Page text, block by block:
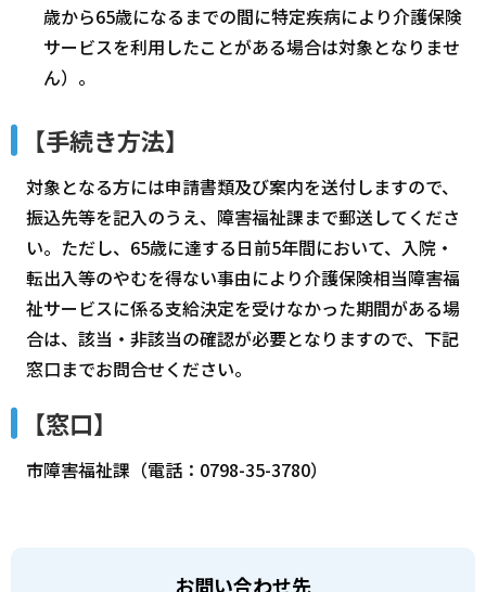
歳から65歳になるまでの間に特定疾病により介護保険
サービスを利用したことがある場合は対象となりませ
ん）。
【手続き方法】
対象となる方には申請書類及び案内を送付しますので、
振込先等を記入のうえ、障害福祉課まで郵送してくださ
い。ただし、65歳に達する日前5年間において、入院・
転出入等のやむを得ない事由により介護保険相当障害福
祉サービスに係る支給決定を受けなかった期間がある場
合は、該当・非該当の確認が必要となりますので、下記
窓口までお問合せください。
【窓口】
市障害福祉課（電話：0798-35-3780）
お問い合わせ先